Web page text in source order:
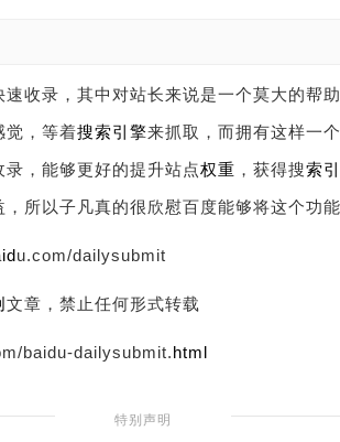
收录，其中对站长来说是一个莫大的帮
觉，等着搜索引擎来抓取，而拥有这样一
，能够更好的提升站点权重 ，获得搜索引
所以子凡真的很欣慰百度能够将这个功
idu.com/dailysubmit
文章，禁止任何形式转载
baidu-dailysubmit.html
特别声明